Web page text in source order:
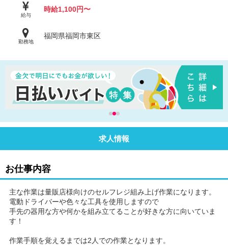
給与
時給1,100円〜
勤務地
福岡県福岡市東区
求人情報
お仕事内容
主な作業は量販店様向けのセルフレジ組み上げ作業になります。
電動ドライバーや色々な工具を使用しますので
手先の器用な方や何かを組み立てることが好きな方に向いていま
す！
作業手順を覚えるまでは2人での作業となります。